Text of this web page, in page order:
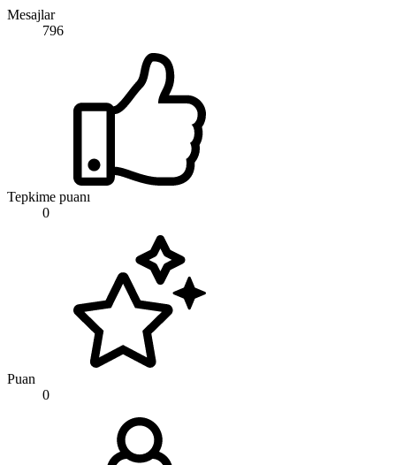
Mesajlar
796
Tepkime puanı
0
Puan
0